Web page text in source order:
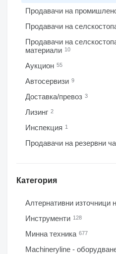
Продавачи на
Продавачи на
Продавачи на
материали 10
Аукцион 55
Автосервизи 9
Доставка/превоз 3
Лизинг 2
Инспекция 1
Продавачи на резервни
Категория
Алтернативни източници
Инструменти 128
Минна техника 677
Machineryline -